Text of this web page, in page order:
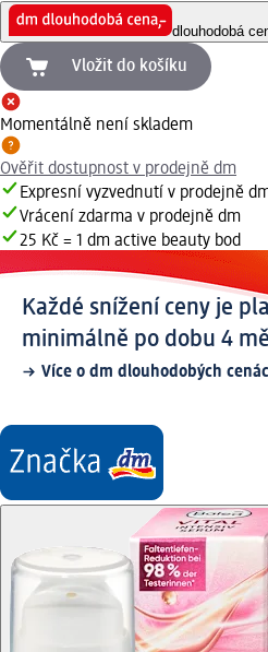
dlouhodobá
Vložit do košíku
Momentálně není skladem
Ověřit dostupnost v prodejně dm
Expresní vyzvednutí v prodejně
Vrácení zdarma v prodejně dm
25 Kč = 1 dm active beauty bod
Každé snížení ceny je
minimálně po dobu 4
Více o dm dlouhodobých